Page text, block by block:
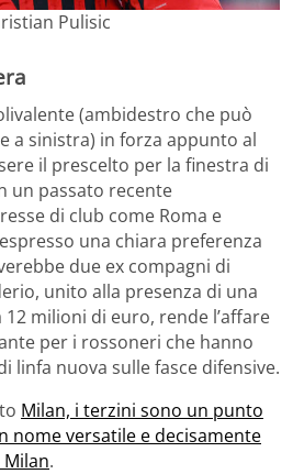
Pulisic
(ambidestro che può
a sinistra) in forza appunto al
il prescelto per la finestra di
un passato recente
di club come Roma e
una chiara preferenza
due ex compagni di
unito alla presenza di una
milioni di euro, rende l’affare
per i rossoneri che hanno
linfa nuova sulle fasce difensive.
Milan, i terzini sono un punto
nome versatile e decisamente
.